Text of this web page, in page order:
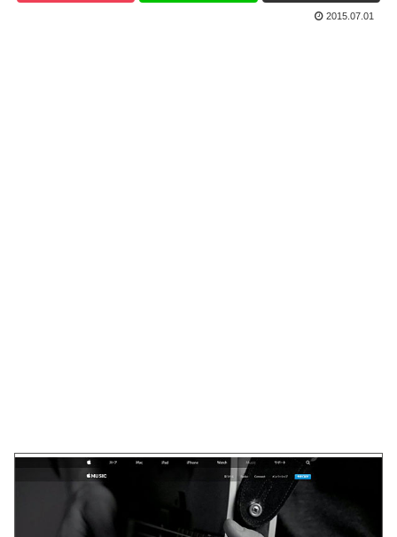
2015.07.01